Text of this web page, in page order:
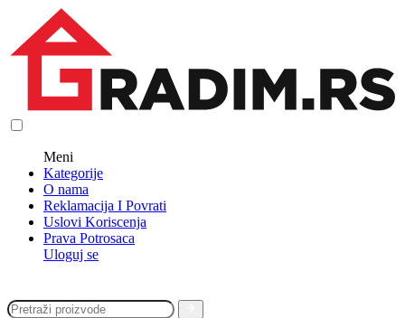
Meni
Kategorije
O nama
Reklamacija I Povrati
Uslovi Koriscenja
Prava Potrosaca
Uloguj se